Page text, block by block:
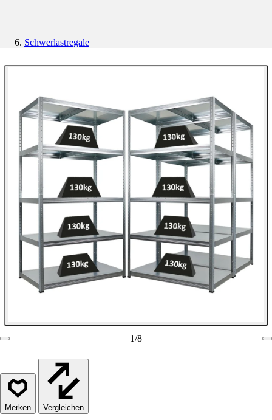
Schwerlastregale
1/8
Vergleichen